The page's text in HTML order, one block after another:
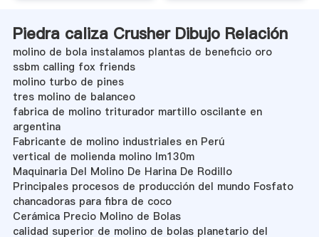
Piedra caliza Crusher Dibujo Relación
molino de bola instalamos plantas de beneficio oro
ssbm calling fox friends
molino turbo de pines
tres molino de balanceo
fabrica de molino triturador martillo oscilante en
argentina
Fabricante de molino industriales en Perú
vertical de molienda molino lm130m
Maquinaria Del Molino De Harina De Rodillo
Principales procesos de producción del mundo Fosfato
chancadoras para fibra de coco
Cerámica Precio Molino de Bolas
calidad superior de molino de bolas planetario del